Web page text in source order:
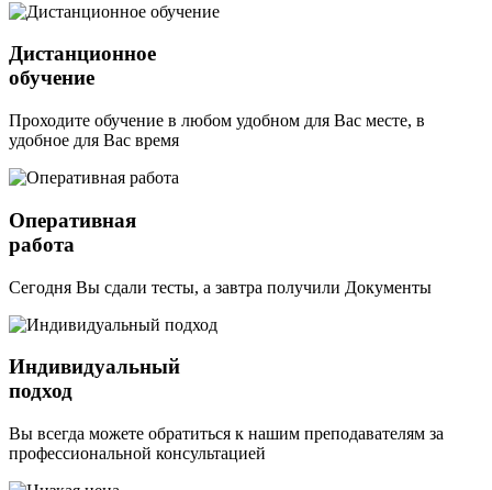
Дистанционное
обучение
Проходите обучение в любом удобном для Вас месте, в
удобное для Вас время
Оперативная
работа
Сегодня Вы сдали тесты, а завтра получили Документы
Индивидуальный
подход
Вы всегда можете обратиться к нашим преподавателям за
профессиональной консультацией